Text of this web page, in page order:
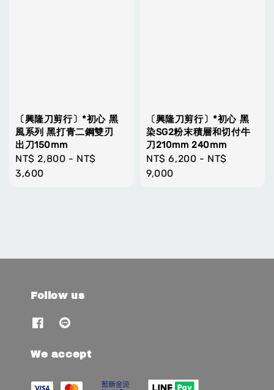
〔興隆刀剪行〕*初心 黑
風系列 黑打青二鋼雙刃
出刀150mm
Regular
price
NT$ 2,800 - NT$
3,600
〔興隆刀剪行〕*初心 黑
染SG2粉末積層和切付牛
刀210mm 240mm
Regular
price
NT$ 6,200 - NT$
9,000
Follow us
We accept